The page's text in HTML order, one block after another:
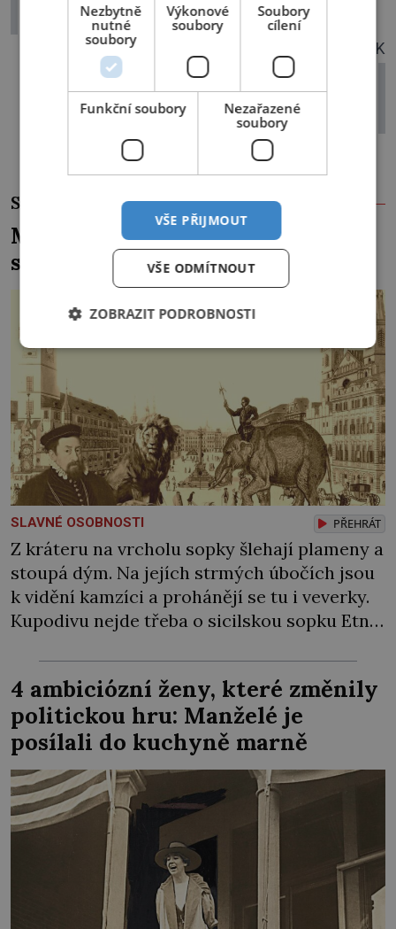
vyhnala carevna
DALŠÍ ČLÁNEK
6 triumfů českých egyptologů: Ruka
faraona, neznámá královna a
princezna provdaná pod úroveň
SOUVISEJÍCÍ ČLÁNKY
Maxmilián II. představil Čechům
slona i lva
SLAVNÉ OSOBNOSTI PŘEHRÁT
Z kráteru na vrcholu sopky šlehají plameny a
stoupá dým. Na jejích strmých úbočích jsou
k vidění kamzíci a prohánějí se tu i veverky.
Kupodivu nejde třeba o sicilskou sopku Etnu,
1570 zde císař Maxmilián II. pořádá velkolepé
slavnosti, při kterých Pražané vůbec poprvé
spatří také živého slona […]
4 ambiciózní ženy, které změnily
politickou hru: Manželé je
posílali do kuchyně marně
Nezbytně
nutné
soubory
Výkonové
soubory
Soubory
cílení
Funkční soubory
Nezařazené
soubory
VŠE PŘIJMOUT
VŠE ODMÍTNOUT
ZOBRAZIT PODROBNOSTI